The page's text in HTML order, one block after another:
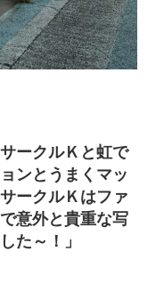
ークルＫと虹で
ンとうまくマッ
ークルＫはファ
意外と貴重な写
た～！」